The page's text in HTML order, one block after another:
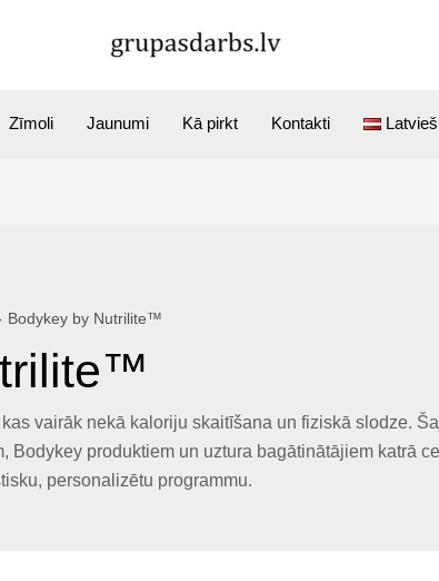
Zīmoli Jaunumi Kā pirkt Kontakti
Bodykey by Nutrilite™
vairāk nekā kaloriju skaitīšana un fiziskā slodze.
Bodykey produktiem un uztura bagātinātājiem katrā
personalizētu programmu.